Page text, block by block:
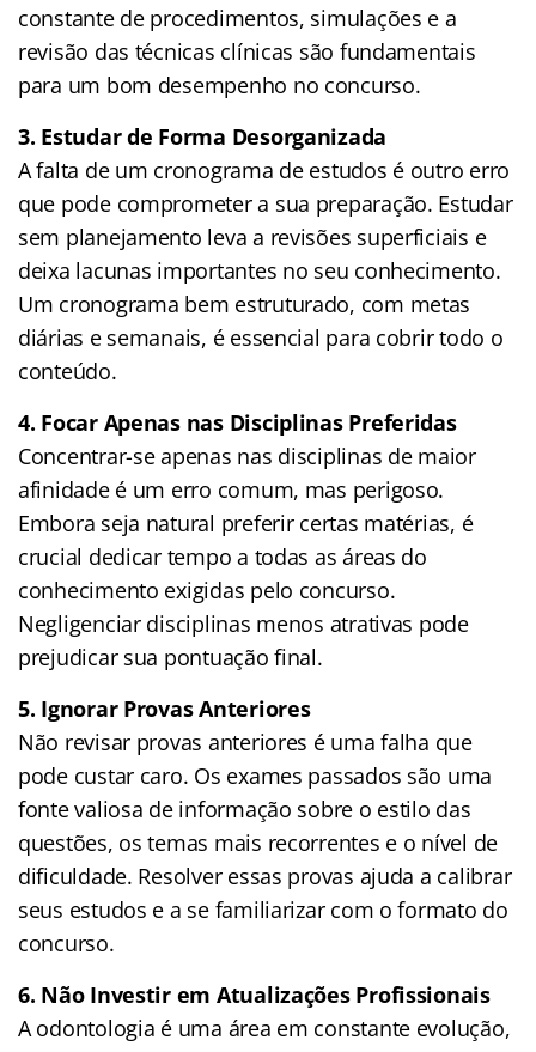
constante de procedimentos, simulações e a
revisão das técnicas clínicas são fundamentais
para um bom desempenho no concurso.
3. Estudar de Forma Desorganizada
A falta de um cronograma de estudos é outro erro
que pode comprometer a sua preparação. Estudar
sem planejamento leva a revisões superficiais e
deixa lacunas importantes no seu conhecimento.
Um cronograma bem estruturado, com metas
diárias e semanais, é essencial para cobrir todo o
conteúdo.
4. Focar Apenas nas Disciplinas Preferidas
Concentrar-se apenas nas disciplinas de maior
afinidade é um erro comum, mas perigoso.
Embora seja natural preferir certas matérias, é
crucial dedicar tempo a todas as áreas do
conhecimento exigidas pelo concurso.
Negligenciar disciplinas menos atrativas pode
prejudicar sua pontuação final.
5. Ignorar Provas Anteriores
Não revisar provas anteriores é uma falha que
pode custar caro. Os exames passados são uma
fonte valiosa de informação sobre o estilo das
questões, os temas mais recorrentes e o nível de
dificuldade. Resolver essas provas ajuda a calibrar
seus estudos e a se familiarizar com o formato do
concurso.
6. Não Investir em Atualizações Profissionais
A odontologia é uma área em constante evolução,